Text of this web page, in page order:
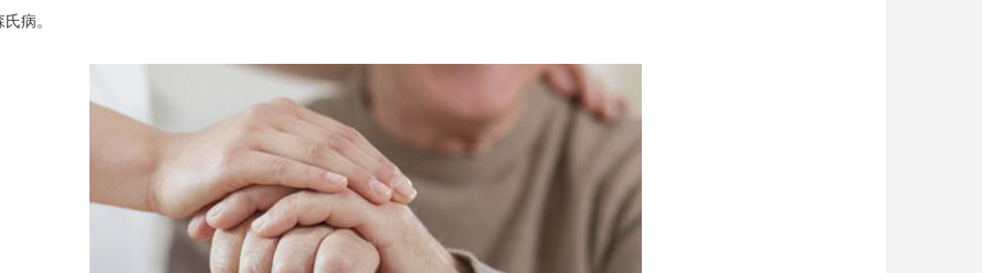
病。